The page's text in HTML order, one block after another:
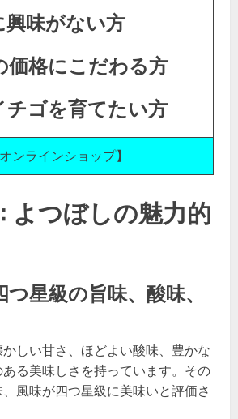
興味がない方
価格にこだわる方
チゴを育てたい方
ンラインショップ】
よつぼしの魅力的
星級の旨味、酸味、
かしい甘さ、ほどよい酸味、豊かな
る美味しさを持っています。その
風味が四つ星級に美味いと評価さ